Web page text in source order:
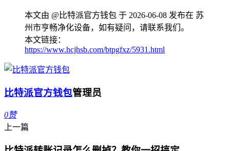
本文由 @比特派官方钱包 于 2026-06-08 发布在 苏
州市亨畅净化设备，如有疑问，请联系我们。
本文链接：
https://www.hcjhsb.com/btpgfxz/5931.html
比特派官方钱包管理员
0赞
上一篇